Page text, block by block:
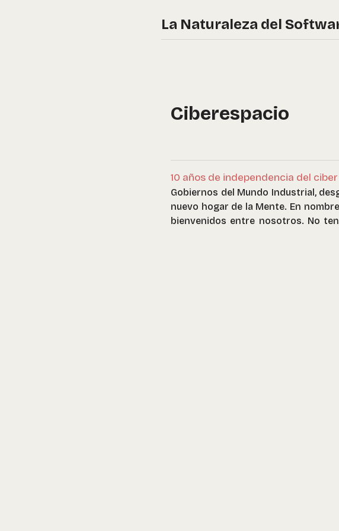
La Naturaleza del
Ciberespacio
10 años de independencia del
Gobiernos del Mundo Industrial,
nuevo hogar de la Mente. En
bienvenidos entre nosotros. No